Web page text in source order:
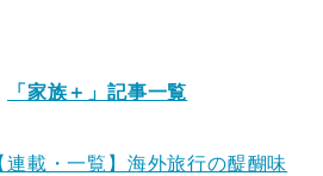
「家族＋」記事一覧
連載・一覧】海外旅行の醍醐味